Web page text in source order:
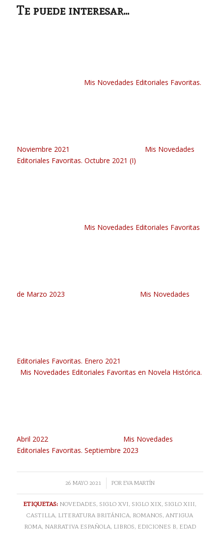
Te puede interesar...
Mis Novedades Editoriales Favoritas.
Noviembre 2021
Mis Novedades
Editoriales Favoritas. Octubre 2021 (I)
Mis Novedades Editoriales Favoritas
de Marzo 2023 Mis Novedades
Editoriales Favoritas. Enero 2021
Mis Novedades Editoriales Favoritas en Novela Histórica.
Abril 2022
Mis Novedades
Editoriales Favoritas. Septiembre 2023
26 MAYO 2021
/ POR EVA MARTÍN
ETIQUETAS: NOVEDADES, SIGLO XVI, SIGLO XIX, SIGLO XIII,
CASTILLA, LITERATURA BRITÁNICA, ROMANOS, ANTIGUA
ROMA, NARRATIVA ESPAÑOLA, LIBROS, EDICIONES B, EDAD